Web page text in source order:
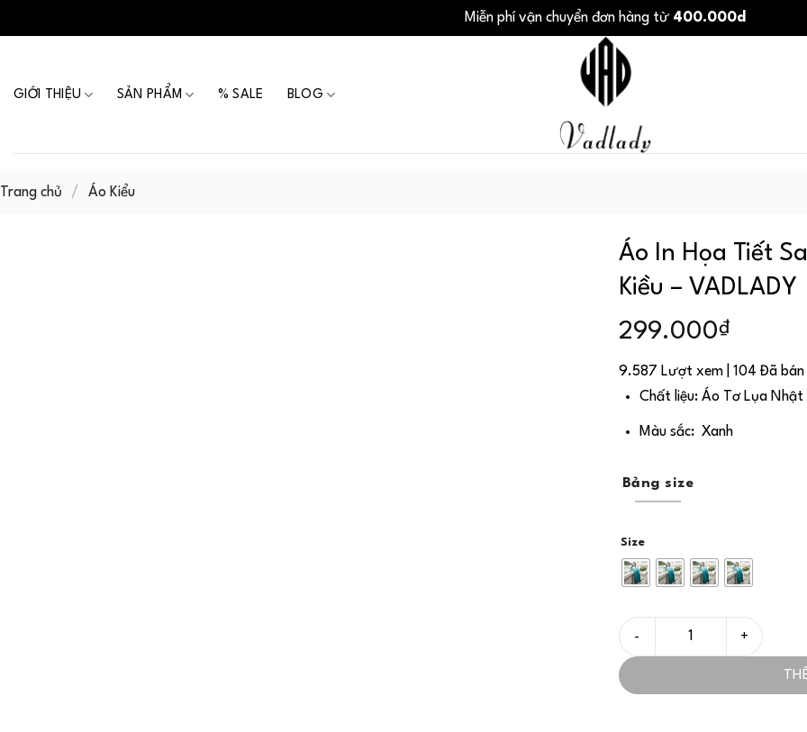
to
Miễn phí vận chuyển đơn hàng từ 400.000d
GIỚI THIỆU SẢN PHẨM % SALE BLOG
Trang chủ / Áo Kiểu
Áo In Họa Tiết
Kiều – VADLADY
299.000₫
9.587 Lượt xem | 104 Đã bán
Chất liệu: Áo Tơ Lụa
Màu sắc: Xanh
Bảng size
Size